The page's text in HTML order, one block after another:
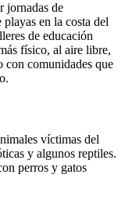
jornadas de
en la costa del
de educación
físico, al aire libre,
con comunidades que
víctimas del
y algunos reptiles.
perros y gatos